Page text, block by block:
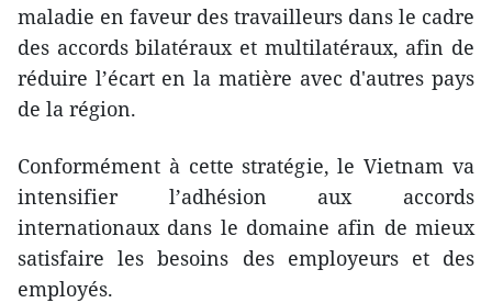
maladie en faveur des travailleurs dans le cadre
des accords bilatéraux et multilatéraux, afin de
réduire l’écart en la matière avec d'autres pays
de la région.
Conformément à cette stratégie, le Vietnam va
intensifier l’adhésion aux accords
internationaux dans le domaine afin de mieux
satisfaire les besoins des employeurs et des
employés.